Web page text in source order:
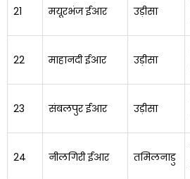
21 मयूरभंज ईआर उड़ीसा
22 माहानदी ईआर उड़ीसा
23 संबलपुर ईआर उड़ीसा
24 नीलगिरी ईआर तमिलनाडु